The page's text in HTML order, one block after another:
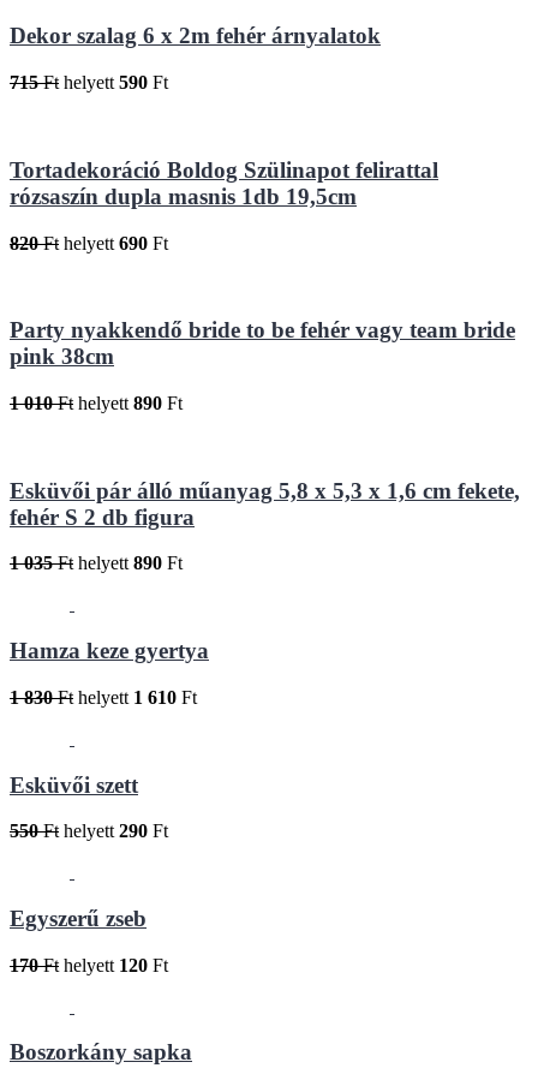
Dekor szalag 6 x 2m fehér árnyalatok
715 Ft helyett 590 Ft
Tortadekoráció Boldog Szülinapot felirattal
rózsaszín dupla masnis 1db 19,5cm
820 Ft helyett 690 Ft
Party nyakkendő bride to be fehér vagy team bride
pink 38cm
1 010 Ft helyett 890 Ft
Esküvői pár álló műanyag 5,8 x 5,3 x 1,6 cm fekete,
fehér S 2 db figura
1 035 Fthelyett890 Ft
Hamza keze gyertya
1 830 Ft helyett 1 610 Ft
Esküvői szett
550 Ft helyett 290 Ft
Egyszerű zseb
170 Ft helyett 120 Ft
Boszorkány sapka